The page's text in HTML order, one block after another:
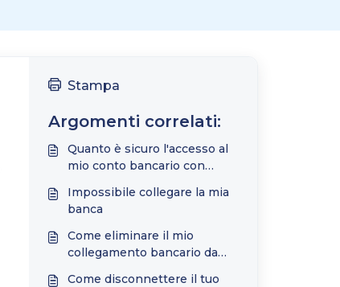
Stampa
Argomenti correlati:
Quanto è sicuro l'accesso al
mio conto bancario con
Impossibile collegare la mia
banca
Come eliminare il mio
collegamento bancario da
Come disconnettere il tuo